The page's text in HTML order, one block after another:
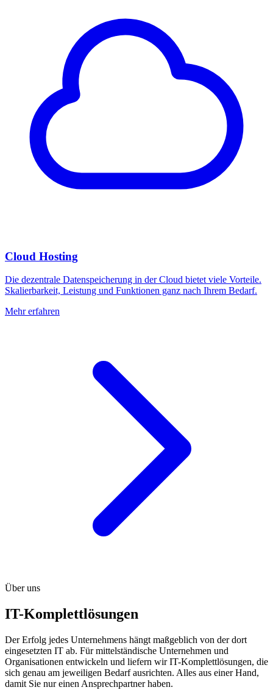
Cloud Hosting
Die dezentrale Datenspeicherung in der Cloud bietet viele Vorteile.
Skalierbarkeit, Leistung und Funktionen ganz nach Ihrem Bedarf.
Mehr erfahren
Über uns
IT-Komplettlösungen
Der Erfolg jedes Unternehmens hängt maßgeblich von der dort
eingesetzten IT ab. Für mittelständische Unternehmen und
Organisationen entwickeln und liefern wir IT-Komplettlösungen, die
sich genau am jeweiligen Bedarf ausrichten. Alles aus einer Hand,
damit Sie nur einen Ansprechpartner haben.